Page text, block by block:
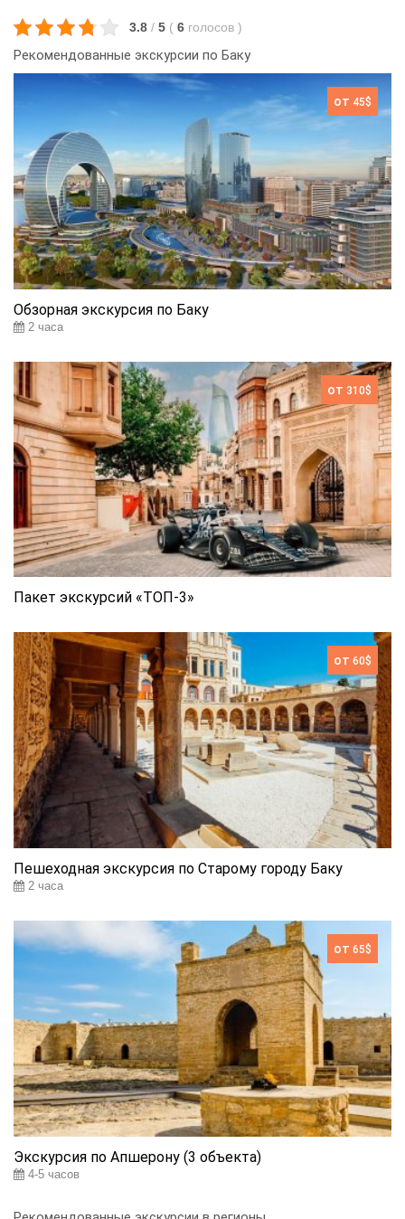
3.8 / 5 ( 6 голосов )
Рекомендованные экскурсии по Баку
от 45$
Обзорная экскурсия по Баку
2 часа
от 310$
Пакет экскурсий «ТОП-3»
от 60$
Пешеходная экскурсия по Старому городу Баку
2 часа
от 65$
Экскурсия по Апшерону (3 объекта)
4-5 часов